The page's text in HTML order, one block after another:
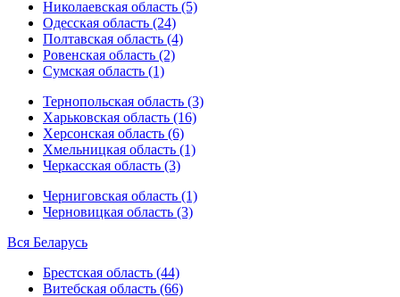
Николаевская область (5)
Одесская область (24)
Полтавская область (4)
Ровенская область (2)
Сумская область (1)
Тернопольская область (3)
Харьковская область (16)
Херсонская область (6)
Хмельницкая область (1)
Черкасская область (3)
Черниговская область (1)
Черновицкая область (3)
Вся Беларусь
Брестская область (44)
Витебская область (66)